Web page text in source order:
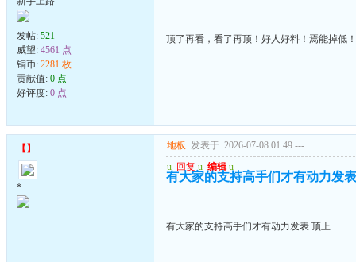
发帖: 521
威望: 4561 点
铜币: 2281 枚
贡献值: 0 点
好评度: 0 点
顶了再看，看了再顶！好人好料！焉能掉低！
【 】
*
地板 发表于: 2026-07-08 01:49 ---
u 回复 u 编辑 u
有大家的支持高手们才有动力发
有大家的支持高手们才有动力发表.顶上....